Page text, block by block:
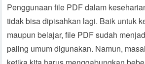
Penggunaan file PDF dalam
tidak bisa dipisahkan lagi. Baik untuk
maupun belajar, file PDF sudah
paling umum digunakan. Namun,